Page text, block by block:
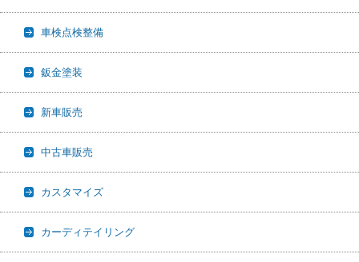
車検点検整備
鈑金塗装
新車販売
中古車販売
カスタマイズ
カーディテイリング